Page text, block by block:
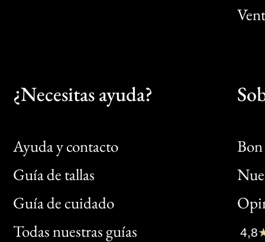
¿Necesitas ayuda?
Ayuda y contacto
Guía de tallas
Guía de cuidado
Todas nuestras guías
Bon
Clic
4,8